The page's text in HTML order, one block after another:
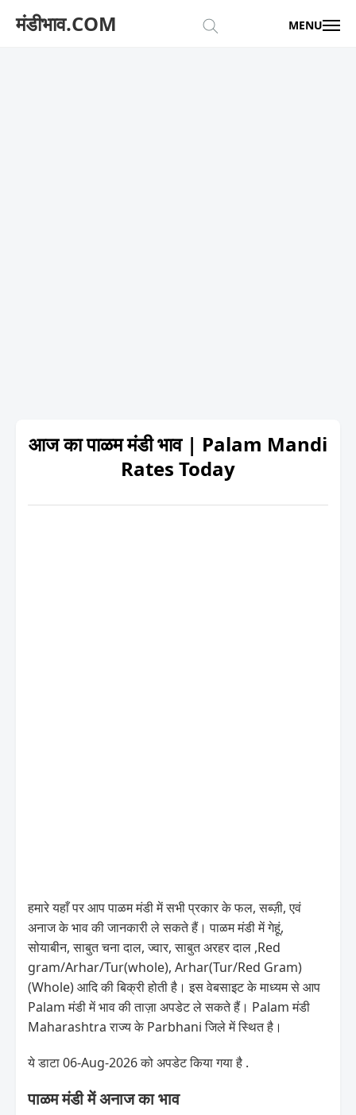
मंडीभाव.COM MENU
आज का पाळम मंडी भाव | Palam Mandi
Rates Today
हमारे यहाँ पर आप पाळम मंडी में सभी प्रकार के फल, सब्ज़ी, एवं
अनाज के भाव की जानकारी ले सकते हैं। पाळम मंडी में गेहूं,
सोयाबीन, साबुत चना दाल, ज्वार, साबुत अरहर दाल ,Red
gram/Arhar/Tur(whole), Arhar(Tur/Red Gram)
(Whole) आदि की बिक्री होती है। इस वेबसाइट के माध्यम से आप
Palam मंडी में भाव की ताज़ा अपडेट ले सकते हैं। Palam मंडी
Maharashtra राज्य के Parbhani जिले में स्थित है।
ये डाटा 06-Aug-2026 को अपडेट किया गया है .
पाळम मंडी में अनाज का भाव